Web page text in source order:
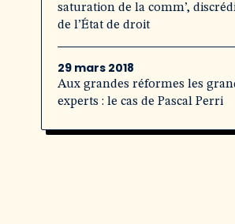
saturation de la comm’,
de l’État de droit
29 mars 2018
Aux grandes réformes les
experts : le cas de Pascal Perri